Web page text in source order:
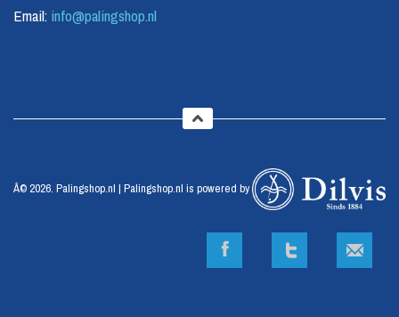
Email: info@palingshop.nl
Â© 2026. Palingshop.nl | Palingshop.nl is powered by